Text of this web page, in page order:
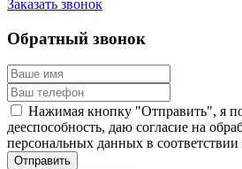
Заказать звонок
Обратный звонок
Нажимая кнопку "Отправить", я
дееспособность, даю согласие на
персональных данных в соответствии